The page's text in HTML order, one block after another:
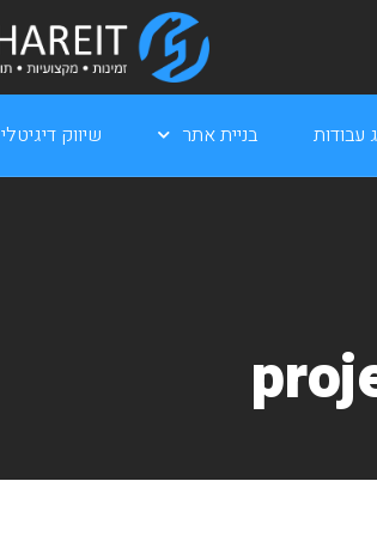
עבודות בניית אתר שיווק דיגיטלי